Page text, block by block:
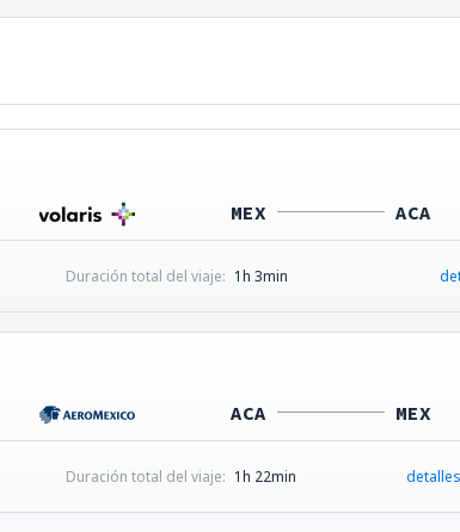
MEX ACA
Duración total del viaje: 1h 3min
ACA MEX
Duración total del viaje: 1h 22min detalles